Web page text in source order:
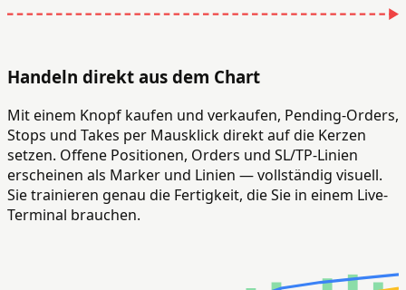
Handeln direkt aus dem Chart
Mit einem Knopf kaufen und verkaufen, Pending-Orders,
Stops und Takes per Mausklick direkt auf die Kerzen
setzen. Offene Positionen, Orders und SL/TP-Linien
erscheinen als Marker und Linien — vollständig visuell.
Sie trainieren genau die Fertigkeit, die Sie in einem Live-
Terminal brauchen.